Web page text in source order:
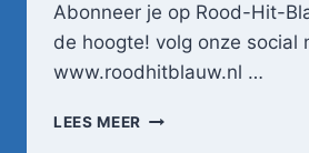
Abonneer je op Rood-Hit-
de hoogte! volg onze social
www.roodhitblauw.nl …
LEES MEER ANTHONY